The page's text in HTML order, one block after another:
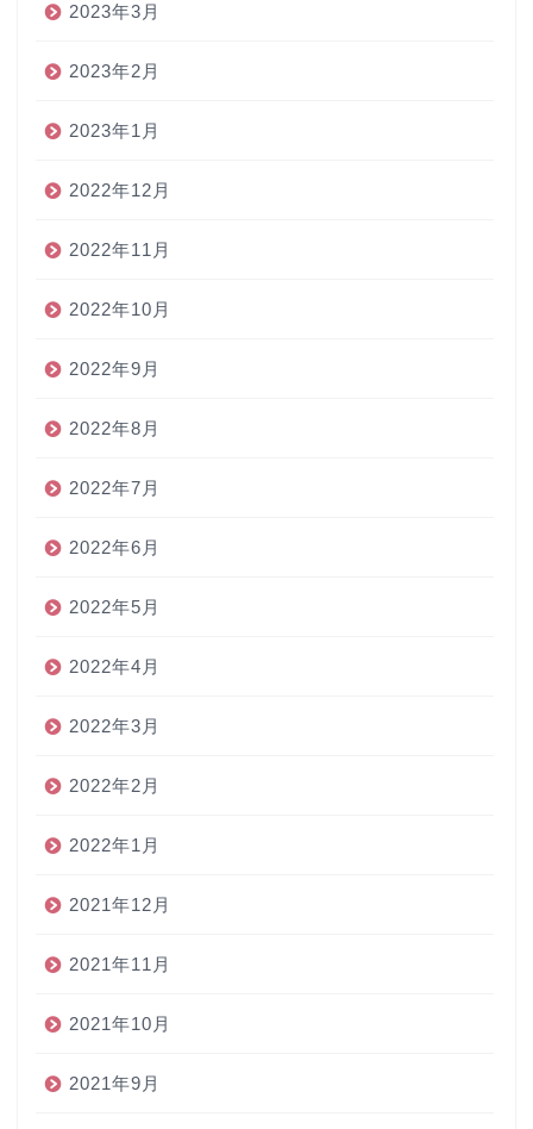
2023年3月
2023年2月
2023年1月
2022年12月
2022年11月
2022年10月
2022年9月
2022年8月
2022年7月
2022年6月
2022年5月
2022年4月
2022年3月
2022年2月
2022年1月
2021年12月
2021年11月
2021年10月
2021年9月